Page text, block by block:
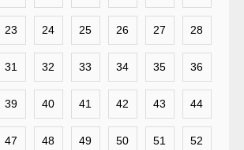
23 24 25 26 27 28
31 32 33 34 35 36
39 40 41 42 43 44
47 48 49 50 51 52